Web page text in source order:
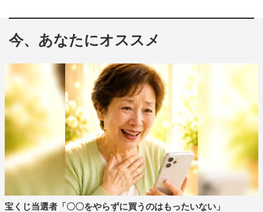
DVD-BOX（4枚組） ￥7,500＋税
DVD-BOX（4枚組） ￥7,500＋税好評発売中!
『イッテQ！10周年記念DVD-BOX』特設サイト：
http://www.vap.co.jp/q10th/
発売元：日本テレビ放送網株式会社
販売元：アニプレックス
今、あなたにオススメ
宝くじ当選者「〇〇をやらずに買うのはもったいない」